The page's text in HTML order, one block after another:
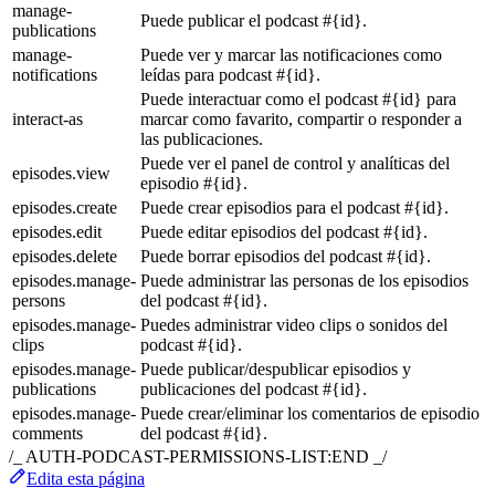
manage-
publications
Puede publicar el podcast #{id}.
manage-
notifications
Puede ver y marcar las notificaciones como
leídas para podcast #{id}.
interact-as
Puede interactuar como el podcast #{id} para
marcar como favarito, compartir o responder a
las publicaciones.
episodes.view
Puede ver el panel de control y analíticas del
episodio #{id}.
episodes.create
Puede crear episodios para el podcast #{id}.
episodes.edit
Puede editar episodios del podcast #{id}.
episodes.delete
Puede borrar episodios del podcast #{id}.
episodes.manage-
persons
Puede administrar las personas de los episodios
del podcast #{id}.
episodes.manage-
clips
Puedes administrar video clips o sonidos del
podcast #{id}.
episodes.manage-
publications
Puede publicar/despublicar episodios y
publicaciones del podcast #{id}.
episodes.manage-
comments
Puede crear/eliminar los comentarios de episodio
del podcast #{id}.
/_ AUTH-PODCAST-PERMISSIONS-LIST:END _/
Edita esta página